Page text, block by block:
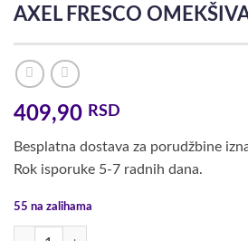
AXEL FRESCO
409,90 RSD
Besplatna dostava za porudžbine
Rok isporuke 5-7 radnih dana.
55 na zalihama
AXEL FRESCO OMEKŠIVAČ 1600ML